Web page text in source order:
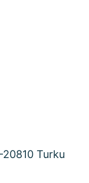
Turku